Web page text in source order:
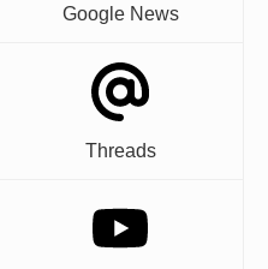
Google News
Threads